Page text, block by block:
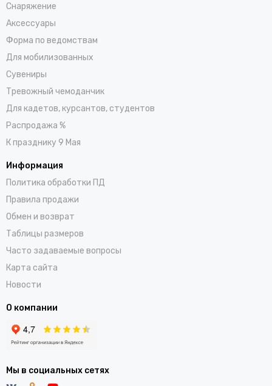
Снаряжение
Аксессуары
Форма по ведомствам
Для мобилизованных
Сувениры
Тревожный чемоданчик
Для кадетов, курсантов, студентов
Распродажа %
К празднику 9 Мая
Информация
Политика обработки ПД
Правила продажи
Обмен и возврат
Таблицы размеров
Часто задаваемые вопросы
Карта сайта
Новости
О компании
Мы в социальных сетях